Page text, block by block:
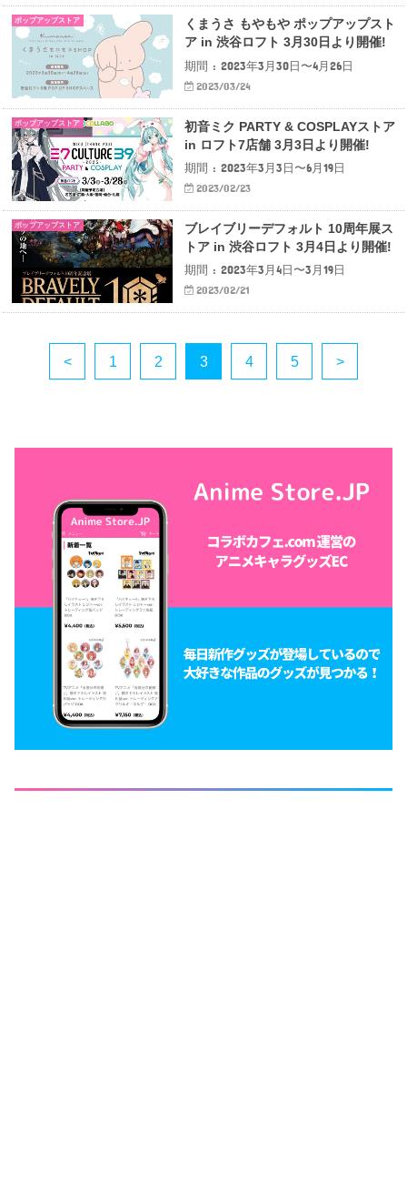
ポップアップストア
くまうさ もやもや ポップアップスト
ア in 渋谷ロフト 3月30日より開催!
期間 : 2023年3月30日〜4月26日
2023/03/24
ポップアップストア
初音ミク PARTY & COSPLAYストア
in ロフト7店舗 3月3日より開催!
期間 : 2023年3月3日〜6月19日
2023/02/23
ポップアップストア
ブレイブリーデフォルト 10周年展ス
トア in 渋谷ロフト 3月4日より開催!
期間 : 2023年3月4日〜3月19日
2023/02/21
< 1 2 3 4 5 >